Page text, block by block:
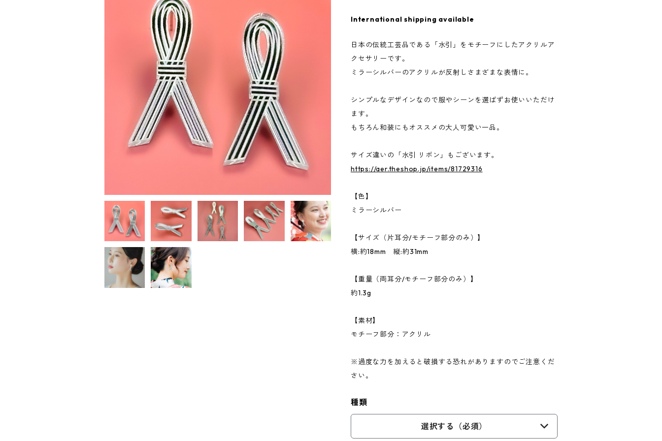
International shipping available
日本の伝統工芸品である「水引」をモチーフにしたアクリルア
クセサリーです。
ミラーシルバーのアクリルが反射しさまざまな表情に。
シンプルなデザインなので服やシーンを選ばずお使いいただけ
ます。
もちろん和装にもオススメの大人可愛い一品。
サイズ違いの「水引 リボン」もございます。
https://aer.theshop.jp/items/81729316
【色】
ミラーシルバー
【サイズ（片耳分/モチーフ部分のみ）】
横:約18mm 縦:約31mm
【重量（両耳分/モチーフ部分のみ）】
約1.3g
【素材】
モチーフ部分：アクリル
※過度な力を加えると破損する恐れがありますのでご注意くだ
さい。
種類
選択する（必須）